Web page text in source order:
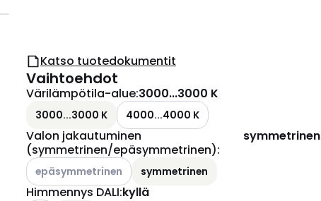
Katso tuotedokumentit
Vaihtoehdot
Värilämpötila-alue:3000...3000 K
3000...3000 K 4000...4000 K
Valon jakautuminen
(symmetrinen/epäsymmetrinen):
symmetrinen
Katso käytettävissä olevat vaihtoehdot
epäsymmetrinen symmetrinen
Himmennys DALI:kyllä